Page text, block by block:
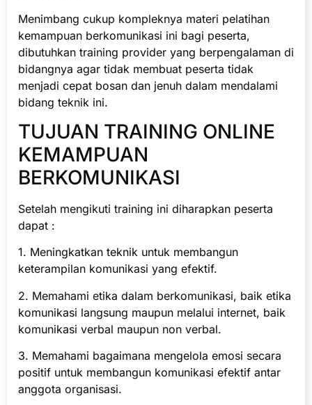
Menimbang cukup kompleknya materi pelatihan
kemampuan berkomunikasi ini bagi peserta,
dibutuhkan training provider yang berpengalaman di
bidangnya agar tidak membuat peserta tidak
menjadi cepat bosan dan jenuh dalam mendalami
bidang teknik ini.
TUJUAN TRAINING ONLINE
KEMAMPUAN
BERKOMUNIKASI
Setelah mengikuti training ini diharapkan peserta
dapat :
1. Meningkatkan teknik untuk membangun
keterampilan komunikasi yang efektif.
2. Memahami etika dalam berkomunikasi, baik etika
komunikasi langsung maupun melalui internet, baik
komunikasi verbal maupun non verbal.
3. Memahami bagaimana mengelola emosi secara
positif untuk membangun komunikasi efektif antar
anggota organisasi.